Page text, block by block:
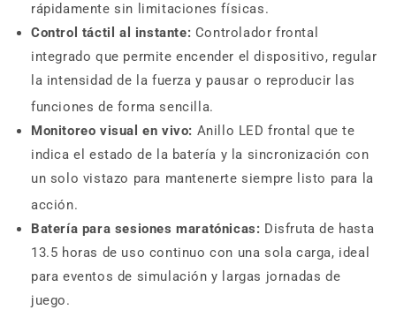
rápidamente sin limitaciones físicas.
Control táctil al instante: Controlador frontal
integrado que permite encender el dispositivo, regular
la intensidad de la fuerza y pausar o reproducir las
funciones de forma sencilla.
Monitoreo visual en vivo: Anillo LED frontal que te
indica el estado de la batería y la sincronización con
un solo vistazo para mantenerte siempre listo para la
acción.
Batería para sesiones maratónicas: Disfruta de hasta
13.5 horas de uso continuo con una sola carga, ideal
para eventos de simulación y largas jornadas de
juego.